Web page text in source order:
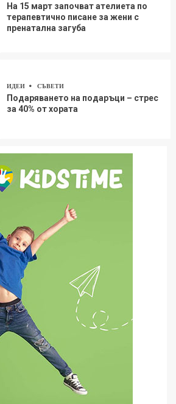
На 15 март започват ателиета по
терапевтично писане за жени с
пренатална загуба
ИДЕИ СЪВЕТИ
Подаряването на подаръци – стрес
за 40% от хората